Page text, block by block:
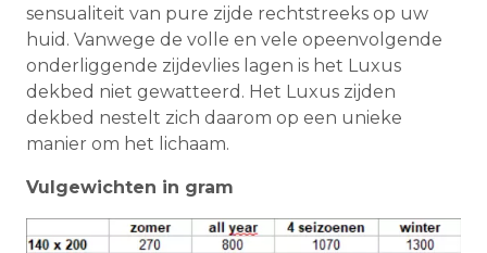
sensualiteit van pure zijde rechtstreeks op uw
huid. Vanwege de volle en vele opeenvolgende
onderliggende zijdevlies lagen is het Luxus
dekbed niet gewatteerd. Het Luxus zijden
dekbed nestelt zich daarom op een unieke
manier om het lichaam.
Vulgewichten in gram